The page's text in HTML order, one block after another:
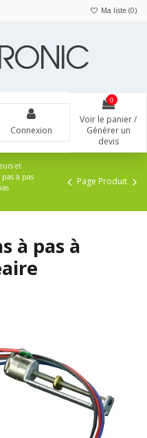
Ma liste (0)
Connexion
0
Voir le panier /
Générer un
devis
et
pas à pas
Page Produit
à pas à